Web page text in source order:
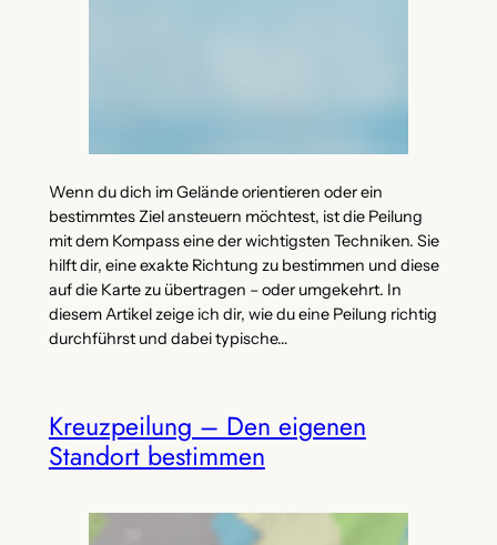
Wenn du dich im Gelände orientieren oder ein
bestimmtes Ziel ansteuern möchtest, ist die Peilung
mit dem Kompass eine der wichtigsten Techniken. Sie
hilft dir, eine exakte Richtung zu bestimmen und diese
auf die Karte zu übertragen – oder umgekehrt. In
diesem Artikel zeige ich dir, wie du eine Peilung richtig
durchführst und dabei typische…
Kreuzpeilung – Den eigenen
Standort bestimmen